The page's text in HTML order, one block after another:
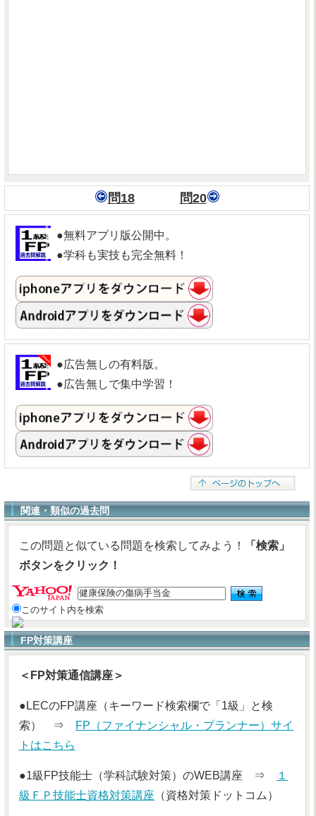
問18 問20
●無料アプリ版公開中。
●学科も実技も完全無料！
●広告無しの有料版。
●広告無しで集中学習！
関連・類似の過去問
この問題と似ている問題を検索してみよう！
「検索」
ボタンをクリック！
このサイト内を検索
FP対策講座
＜FP対策通信講座＞
●LECのFP講座（キーワード検索欄で「1級」と検
索） ⇒
FP（ファイナンシャル・プランナー）サイ
トはこちら
●1級FP技能士（学科試験対策）のWEB講座 ⇒
１
級ＦＰ技能士資格対策講座 （資格対策ドットコム）